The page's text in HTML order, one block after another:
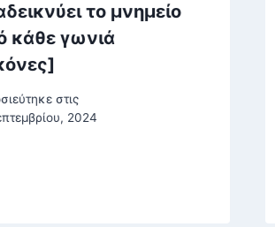
το μνημείο
κάθε γωνιά
στις
2024